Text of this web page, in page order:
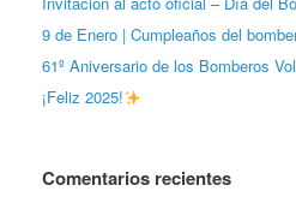
9 de Enero | Cumpleaños del
61º Aniversario de los Bomberos
¡Feliz 2025!
Comentarios recientes